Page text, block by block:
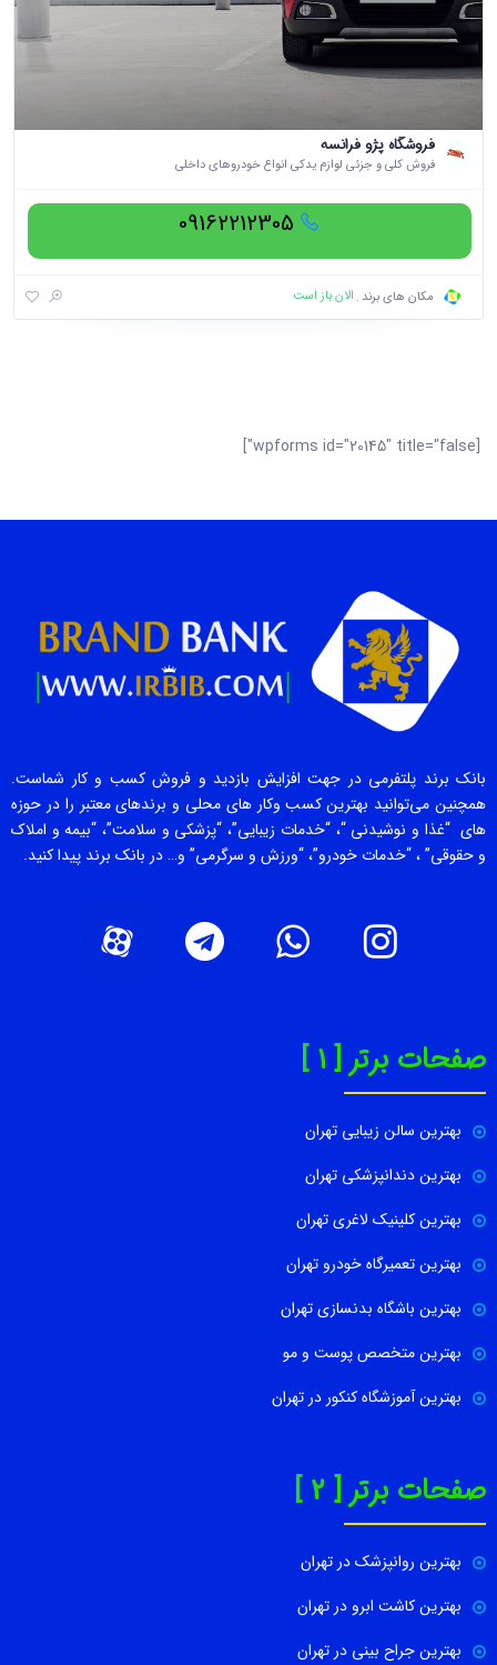
فروشگاه پژو فرانسه
فروش کلی و جزئی لوازم یدکی انواع خودروهای داخلی
09162212305
مکان های برند الان باز است
[wpforms id="20145" title="false"]
بانک برند پلتفرمی در جهت افزایش بازدید و فروش کسب و کار شماست.
همچنین می‌توانید بهترین کسب وکار های محلی و برندهای معتبر را در حوزه
های “غذا و نوشیدنی “، “خدمات زیبایی”، “پزشکی و سلامت”، “بیمه و املاک
و حقوقی” ، “خدمات خودرو”، “ورزش و سرگرمی” و… در بانک برند پیدا کنید.
صفحات برتر [ 1 ]
بهترین سالن زیبایی تهران
بهترین دندانپزشکی تهران
بهترین کلینیک لاغری تهران
بهترین تعمیرگاه خودرو تهران
بهترین باشگاه بدنسازی تهران
بهترین متخصص پوست و مو
بهترین آموزشگاه کنکور در تهران
صفحات برتر [ 2 ]
بهترین روانپزشک در تهران
بهترین کاشت ابرو در تهران
بهترین جراح بینی در تهران